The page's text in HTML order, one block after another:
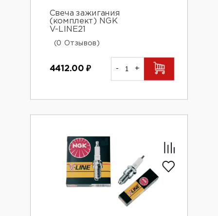
Свеча зажигания
(комплект) NGK
V-LINE21
(0 Отзывов)
4412.00₽ - +